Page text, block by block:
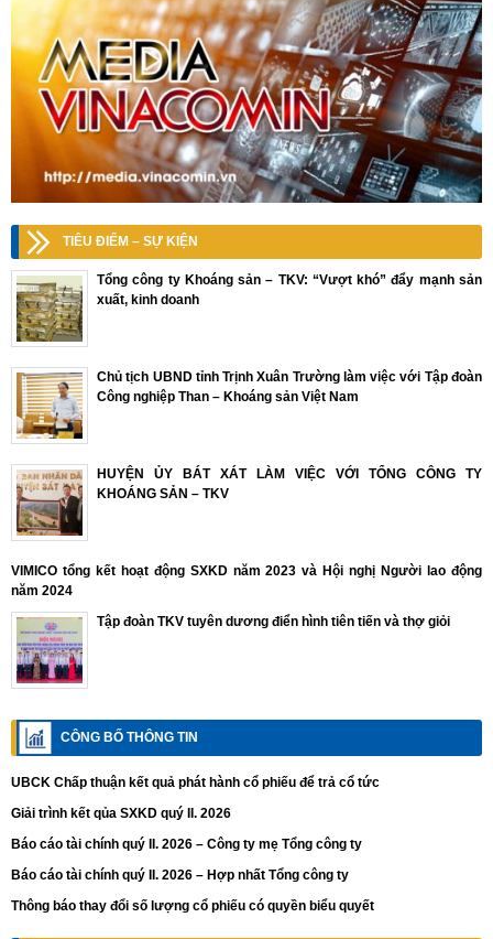
TIÊU ĐIỂM – SỰ KIỆN
Tổng công ty Khoáng sản – TKV: “Vượt khó” đẩy mạnh sản
xuất, kinh doanh
Chủ tịch UBND tỉnh Trịnh Xuân Trường làm việc với Tập đoàn
Công nghiệp Than – Khoáng sản Việt Nam
HUYỆN ỦY BÁT XÁT LÀM VIỆC VỚI TỔNG CÔNG TY
KHOÁNG SẢN – TKV
VIMICO tổng kết hoạt động SXKD năm 2023 và Hội nghị Người lao động
năm 2024
Tập đoàn TKV tuyên dương điển hình tiên tiến và thợ giỏi
CÔNG BỐ THÔNG TIN
UBCK Chấp thuận kết quả phát hành cổ phiếu để trả cổ tức
Giải trình kết qủa SXKD quý II. 2026
Báo cáo tài chính quý II. 2026 – Công ty mẹ Tổng công ty
Báo cáo tài chính quý II. 2026 – Hợp nhất Tổng công ty
Thông báo thay đổi số lượng cổ phiếu có quyền biểu quyết